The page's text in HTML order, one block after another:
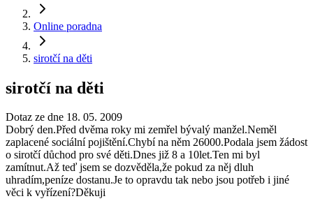
Online poradna
sirotčí na děti
sirotčí na děti
Dotaz ze dne 18. 05. 2009
Dobrý den.Před dvěma roky mi zemřel bývalý manžel.Neměl
zaplacené sociální pojištění.Chybí na něm 26000.Podala jsem žádost
o sirotčí důchod pro své děti.Dnes již 8 a 10let.Ten mi byl
zamítnut.Až teď jsem se dozvěděla,že pokud za něj dluh
uhradím,peníze dostanu.Je to opravdu tak nebo jsou potřeb i jiné
věci k vyřízení?Děkuji